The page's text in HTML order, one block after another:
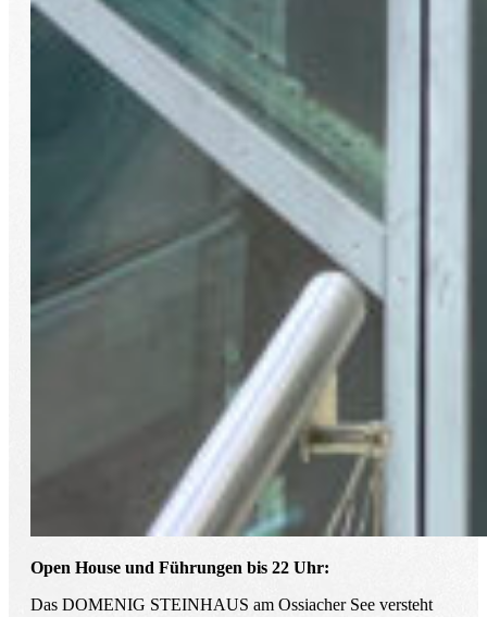
Open House und Führungen bis 22 Uhr:
Das DOMENIG STEINHAUS am Ossiacher See versteht